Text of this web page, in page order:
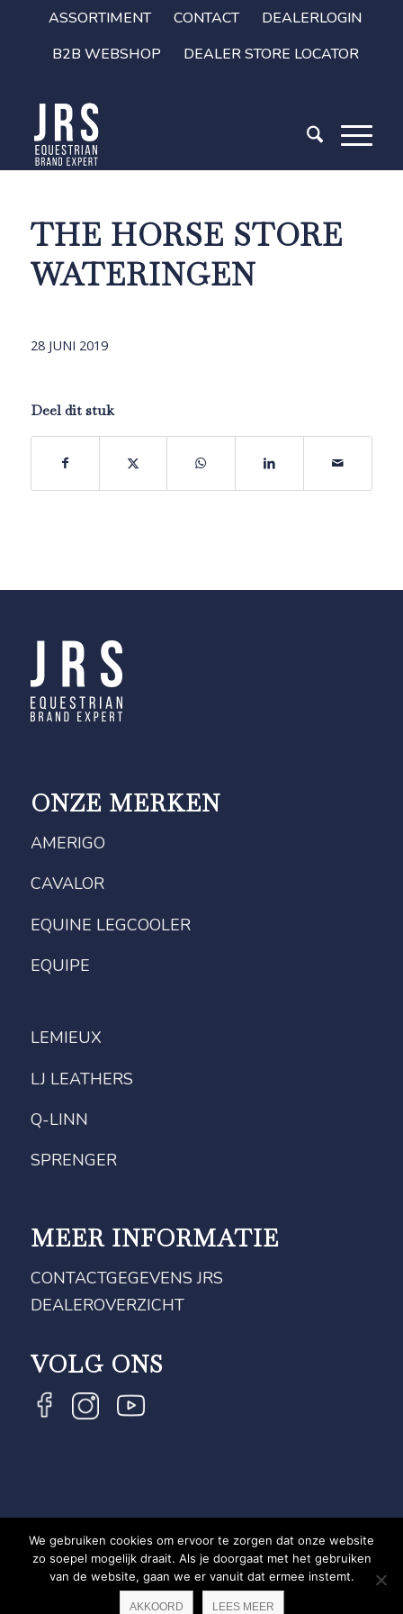
ASSORTIMENT CONTACT
DEALERLOGIN
B2B WEBSHOP
DEALER STORE LOCATOR
THE HORSE STORE
WATERINGEN
28 JUNI 2019
Deel dit stuk
ONZE MERKEN
AMERIGO
CAVALOR
EQUINE LEGCOOLER
EQUIPE
LEMIEUX
LJ LEATHERS
Q-LINN
SPRENGER
MEER INFORMATIE
CONTACTGEGEVENS JRS
DEALEROVERZICHT
VOLG ONS
COPYRIGHT JRS - EQUESTRIAN BRAND EXPERT -
PRIVACYVERKLARING
WEBSITE DOOR NEWMORE
We gebruiken cookies om ervoor te zorgen dat onze website
zo soepel mogelijk draait. Als je doorgaat met het gebruiken
van de website, gaan we er vanuit dat ermee instemt.
AKKOORD LEES MEER